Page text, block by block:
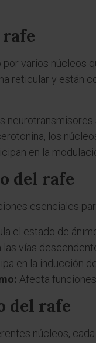
rafe
varios núcleos
reticular y están
los
en la
del rafe
esenciales
el estado de
las vías
en la inducción
Afecta
del rafe
núcleos,